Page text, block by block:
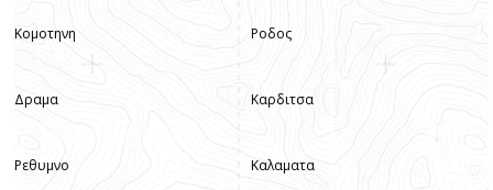
Κομοτηνη
Δραμα
Ρεθυμνο
Ροδος
Καρδιτσα
Καλαματα